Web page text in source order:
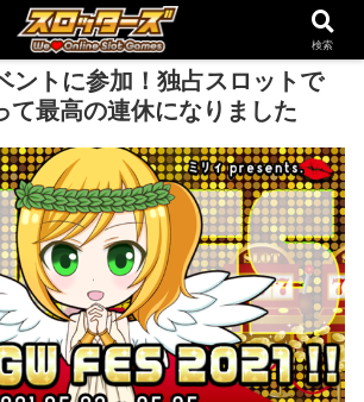
ントに参加！独占スロットで
て最高の連休になりました
検索